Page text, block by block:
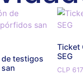
testigos
Ticket
SEG
CLP